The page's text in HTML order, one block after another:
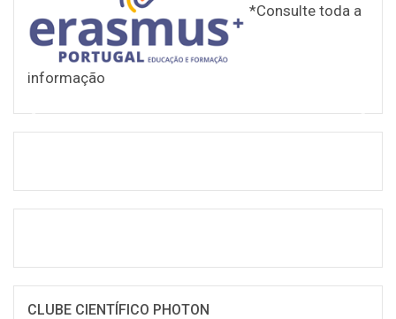
*Consulte toda a
informação
CLUBE CIENTÍFICO PHOTON